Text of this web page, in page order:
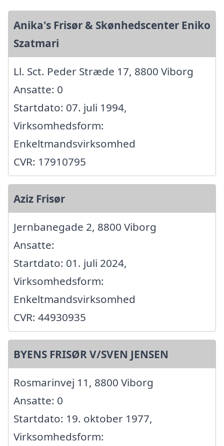
Anika's Frisør & Skønhedscenter Eniko
Szatmari
Ll. Sct. Peder Stræde 17, 8800 Viborg
Ansatte: 0
Startdato: 07. juli 1994,
Virksomhedsform:
Enkeltmandsvirksomhed
CVR: 17910795
Aziz Frisør
Jernbanegade 2, 8800 Viborg
Ansatte:
Startdato: 01. juli 2024,
Virksomhedsform:
Enkeltmandsvirksomhed
CVR: 44930935
BYENS FRISØR V/SVEN JENSEN
Rosmarinvej 11, 8800 Viborg
Ansatte: 0
Startdato: 19. oktober 1977,
Virksomhedsform: